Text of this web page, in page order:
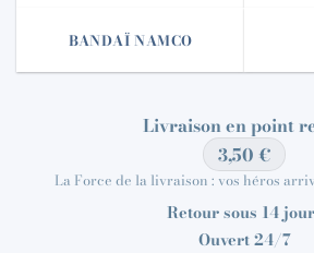
BANDAÏ NAMCO
Livraison en point
3,50 €
La Force de la livraison : vos héros
Retour sous 14
Ouvert 24/7